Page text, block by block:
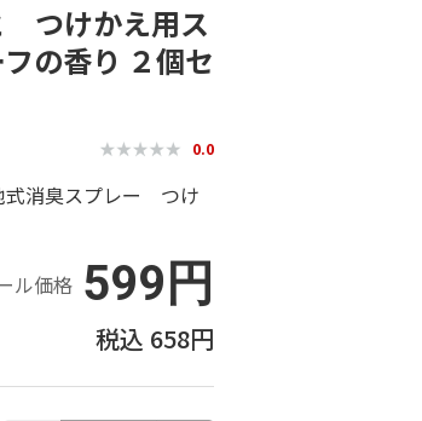
つけかえ用ス
の香り ２個セ
0.0
式消臭スプレー つけ
ル価格 599円
658円